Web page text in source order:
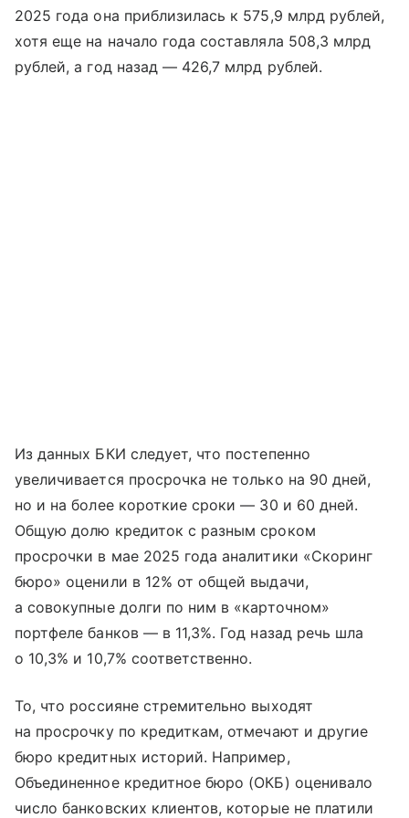
2025 года она приблизилась к 575,9 млрд рублей,
хотя еще на начало года составляла 508,3 млрд
рублей, а год назад — 426,7 млрд рублей.
Из данных БКИ следует, что постепенно
увеличивается просрочка не только на 90 дней,
но и на более короткие сроки — 30 и 60 дней.
Общую долю кредиток с разным сроком
просрочки в мае 2025 года аналитики «Скоринг
бюро» оценили в 12% от общей выдачи,
а совокупные долги по ним в «карточном»
портфеле банков — в 11,3%. Год назад речь шла
о 10,3% и 10,7% соответственно.
То, что россияне стремительно выходят
на просрочку по кредиткам, отмечают и другие
бюро кредитных историй. Например,
Объединенное кредитное бюро (ОКБ) оценивало
число банковских клиентов, которые не платили